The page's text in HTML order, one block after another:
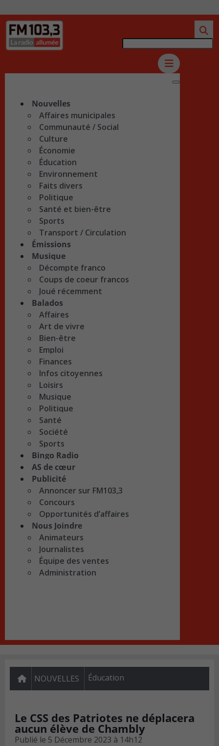
Nouvelles
Affaires municipales
Communauté / Social
Culture
Économie
Éducation
Environnement
Faits divers
Politique
Santé et bien-être
Sports
Transport / Circulation
Émissions
Musique
Décompte franco
Coups de coeur francos
Joué récemment
Balados
Affaires
Art de vivre
Bien-être
Emploi
Finances
Infos citoyennes
Loisirs
Musique
Politique
Santé
Société
Sports
Bingo Radio
AS de cœur
Publicité
Annoncer sur FM103,3
Concours
Opportunités d’affaires
Nous Joindre
Animateurs
Journalistes
Équipe des ventes
Administration
NOUVELLES Éducation
Le CSS des Patriotes ne déplacera
aucun élève de Chambly
Publié le 5 Décembre 2023 à 14h12